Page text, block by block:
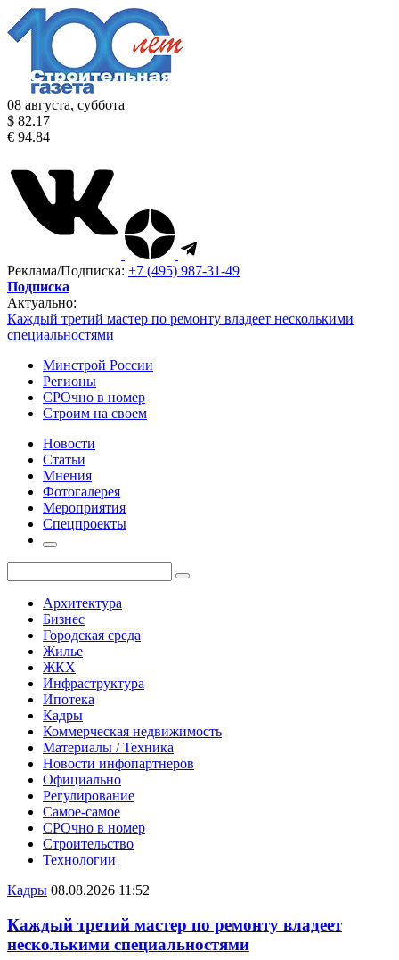
08 августа, суббота
$ 82.17
€ 94.84
Реклама/Подписка: +7 (495) 987-31-49
Подписка
Актуально:
Каждый третий мастер по ремонту владеет несколькими
специальностями
Минстрой России
Регионы
СРОчно в номер
Строим на своем
Новости
Статьи
Мнения
Фотогалерея
Мероприятия
Спецпроекты
Архитектура
Бизнес
Городская среда
Жилье
ЖКХ
Инфраструктура
Ипотека
Кадры
Коммерческая недвижимость
Материалы / Техника
Новости инфопартнеров
Официально
Регулирование
Самое-самое
СРОчно в номер
Строительство
Технологии
Кадры 08.08.2026 11:52
Каждый третий мастер по ремонту владеет
несколькими специальностями